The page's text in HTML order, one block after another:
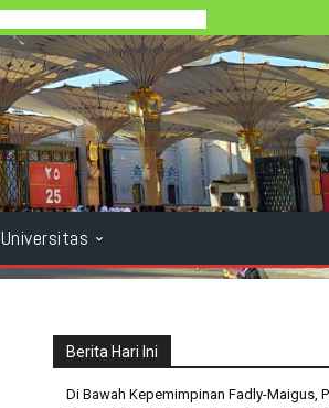
Universitas
Berita Hari Ini
Di Bawah Kepemimpinan Fadly-Maigus,